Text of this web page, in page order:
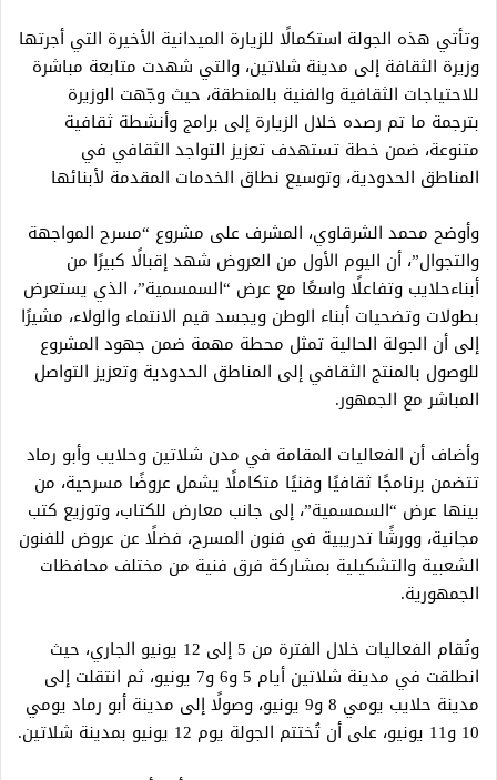
وتأتي هذه الجولة استكمالًا للزيارة الميدانية الأخيرة التي أجرتها
وزيرة الثقافة إلى مدينة شلاتين، والتي شهدت متابعة مباشرة
للاحتياجات الثقافية والفنية بالمنطقة، حيث وجّهت الوزيرة
بترجمة ما تم رصده خلال الزيارة إلى برامج وأنشطة ثقافية
متنوعة، ضمن خطة تستهدف تعزيز التواجد الثقافي في
المناطق الحدودية، وتوسيع نطاق الخدمات المقدمة لأبنائها
وأوضح محمد الشرقاوي، المشرف على مشروع “مسرح المواجهة
والتجوال”، أن اليوم الأول من العروض شهد إقبالًا كبيرًا من
أبناءحلايب وتفاعلًا واسعًا مع عرض “السمسمية”، الذي يستعرض
بطولات وتضحيات أبناء الوطن ويجسد قيم الانتماء والولاء، مشيرًا
إلى أن الجولة الحالية تمثل محطة مهمة ضمن جهود المشروع
للوصول بالمنتج الثقافي إلى المناطق الحدودية وتعزيز التواصل
المباشر مع الجمهور.
وأضاف أن الفعاليات المقامة في مدن شلاتين وحلايب وأبو رماد
تتضمن برنامجًا ثقافيًا وفنيًا متكاملًا يشمل عروضًا مسرحية، من
بينها عرض “السمسمية”، إلى جانب معارض للكتاب، وتوزيع كتب
مجانية، وورشًا تدريبية في فنون المسرح، فضلًا عن عروض للفنون
الشعبية والتشكيلية بمشاركة فرق فنية من مختلف محافظات
الجمهورية.
وتُقام الفعاليات خلال الفترة من 5 إلى 12 يونيو الجاري، حيث
انطلقت في مدينة شلاتين أيام 5 و6 و7 يونيو، ثم انتقلت إلى
مدينة حلايب يومي 8 و9 يونيو، وصولًا إلى مدينة أبو رماد يومي
10 و11 يونيو، على أن تُختتم الجولة يوم 12 يونيو بمدينة شلاتين.